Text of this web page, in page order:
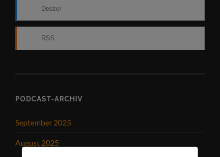
Deezer
RSS
PODCAST-ARCHIV
September 2025
August 2025